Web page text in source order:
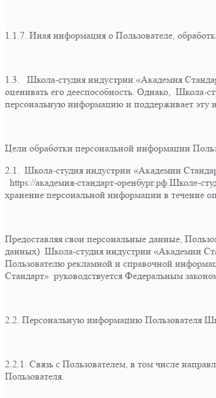
1.1.7. Иная информация о Пользователе,
1.3. Школа-студия индустрии «Академия
оценивать его дееспособность. Однако, Школа-
персональную информацию и поддерживает эту
Цели обработки персональной информации
2.1. Школа-студия индустрии «Академии
https://академия-стандарт-оренбург.рф Школе-
хранение персональной информации в течение
Предоставляя свои персональные данные,
данных) Школа-студия индустрии «Академии
Пользователю рекламной и справочной
Стандарт» руководствуется Федеральным
2.2. Персональную информацию Пользователя
2.2.1. Связь с Пользователем, в том числе
Пользователя.